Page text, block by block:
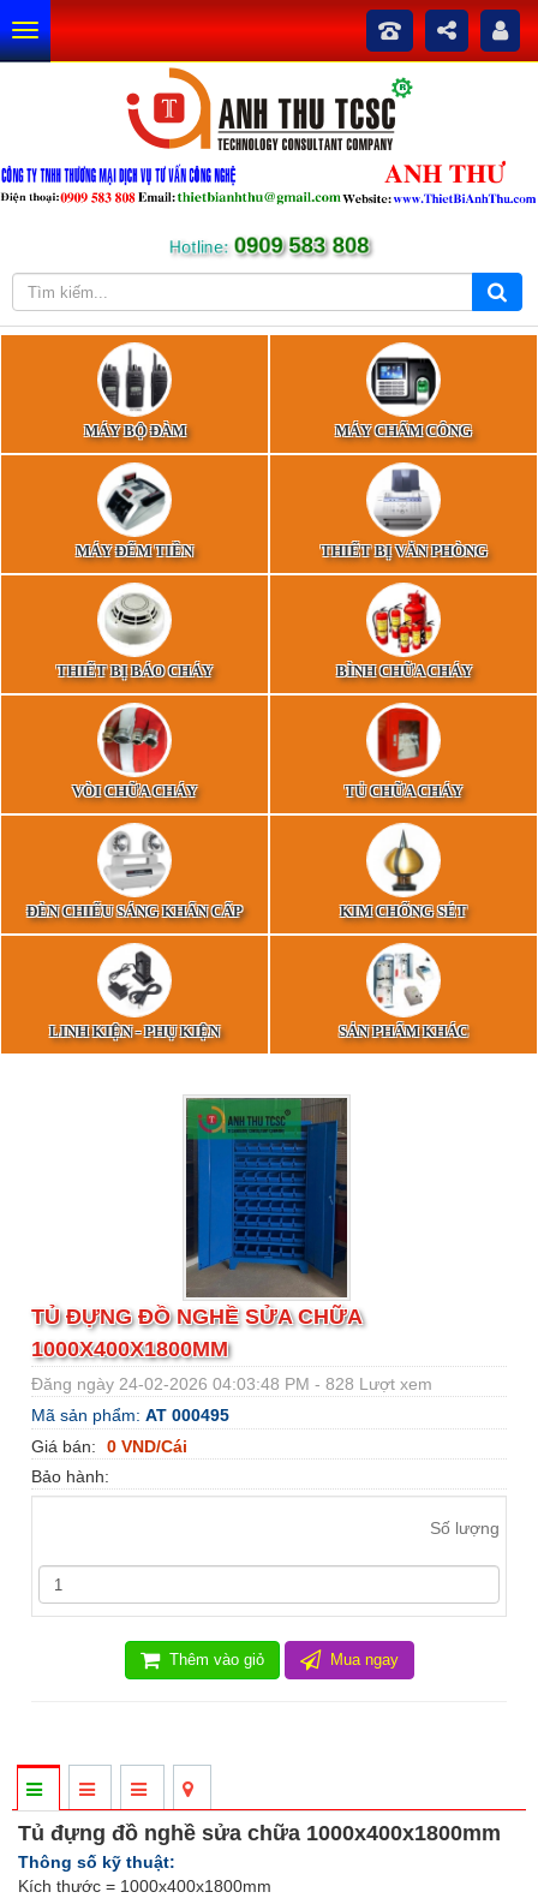
Hotline: 0909 583 808
MÁY BỘ ĐÀM MÁY CHẤM CÔNG
MÁY ĐẾM TIỀN THIẾT BỊ VĂN PHÒNG
THIẾT BỊ BÁO CHÁY BÌNH CHỮA CHÁY
VÒI CHỮA CHÁY TỦ CHỮA CHÁY
ĐÈN CHIẾU SÁNG KHẨN CẤP KIM CHỐNG SÉT
LINH KIỆN - PHỤ KIỆN SẢN PHẨM KHÁC
TỦ ĐỰNG ĐỒ NGHỀ SỬA CHỮA
1000X400X1800MM
Đăng ngày 24-02-2026 04:03:48 PM - 828 Lượt xem
Mã sản phẩm: AT 000495
Giá bán:
0 VND/Cái
Bảo hành:
Số lượng
Thêm vào giỏ Mua ngay
Tủ đựng đồ nghề sửa chữa 1000x400x1800mm
Thông số kỹ thuật:
Kích thước = 1000x400x1800mm